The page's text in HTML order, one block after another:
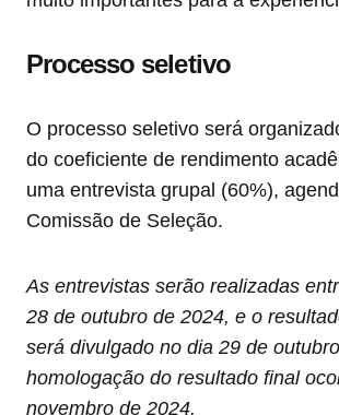
Processo seletivo
O processo seletivo será
do coeficiente de rendimento
uma entrevista grupal (60%),
Comissão de Seleção.
As entrevistas serão realizadas
28 de outubro de 2024, e o
será divulgado no dia 29 de
homologação do resultado final
novembro de 2024.